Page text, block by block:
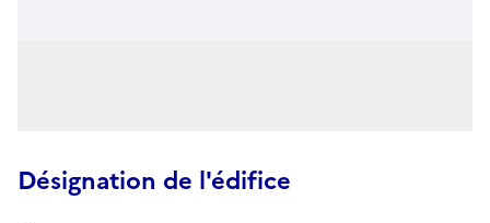
Désignation de l'édifice